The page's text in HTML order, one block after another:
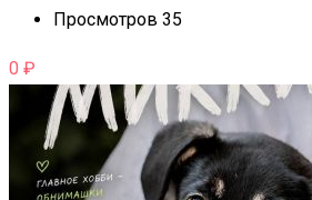
Просмотров 35
0 ₽